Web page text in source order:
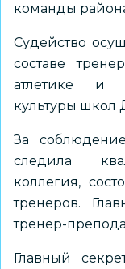
команды
Судейство
составе
атлетике и
культуры школ
За
следила
коллегия,
тренеров.
тренер-
Главный